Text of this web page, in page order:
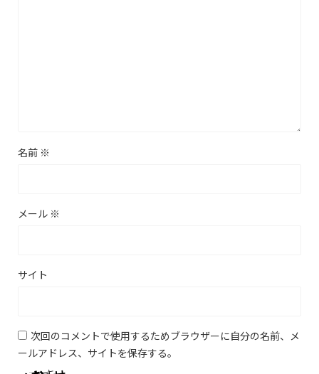
名前 ※
メール ※
サイト
次回のコメントで使用するためブラウザーに自分の名前、メ
ールアドレス、サイトを保存する。